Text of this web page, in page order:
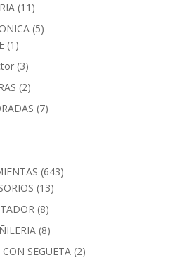
(11)
(5)
(1)
(3)
(2)
(7)
(643)
(13)
(8)
(8)
CON SEGUETA (2)